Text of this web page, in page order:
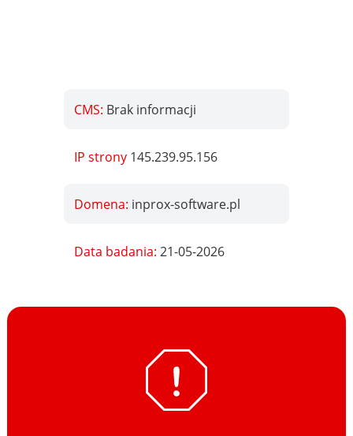
CMS: Brak informacji
IP strony 145.239.95.156
Domena: inprox-software.pl
Data badania:21-05-2026